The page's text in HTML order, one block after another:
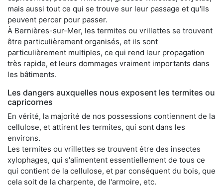
mais aussi tout ce qui se trouve sur leur passage et qu'ils
peuvent percer pour passer.
À Bernières-sur-Mer, les termites ou vrillettes se trouvent
être particulièrement organisés, et ils sont
particulièrement multiples, ce qui rend leur propagation
très rapide, et leurs dommages vraiment importants dans
les bâtiments.
Les dangers auxquelles nous exposent les termites ou
capricornes
En vérité, la majorité de nos possessions contiennent de la
cellulose, et attirent les termites, qui sont dans les
environs.
Les termites ou vrillettes se trouvent être des insectes
xylophages, qui s'alimentent essentiellement de tous ce
qui contient de la cellulose, et par conséquent du bois, que
cela soit de la charpente, de l'armoire, etc.